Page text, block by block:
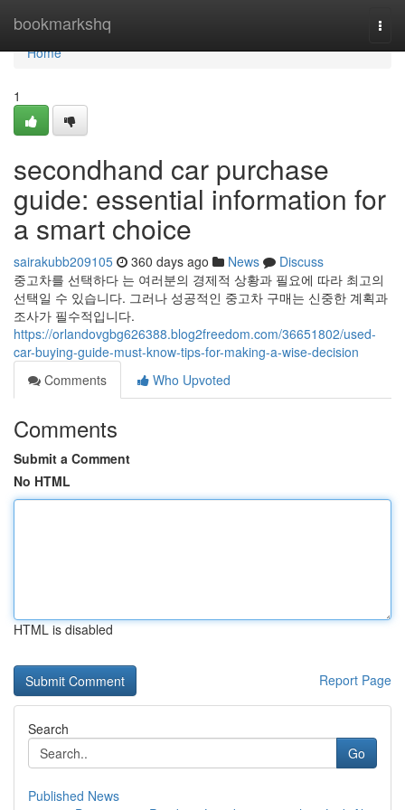
bookmarkshq
Home
Home
1
secondhand car purchase
guide: essential information for
a smart choice
sairakubb209105 360 days ago News
Discuss
중고차를 선택하다 는 여러분의 경제적 상황과 필요에 따라 최고의
선택일 수 있습니다. 그러나 성공적인 중고차 구매는 신중한 계획과
조사가 필수적입니다.
https://orlandovgbg626388.blog2freedom.com/36651802/used-
car-buying-guide-must-know-tips-for-making-a-wise-decision
Comments
Who Upvoted
Comments
Submit a Comment
No HTML
HTML is disabled
Report Page
Search
Go
Published News